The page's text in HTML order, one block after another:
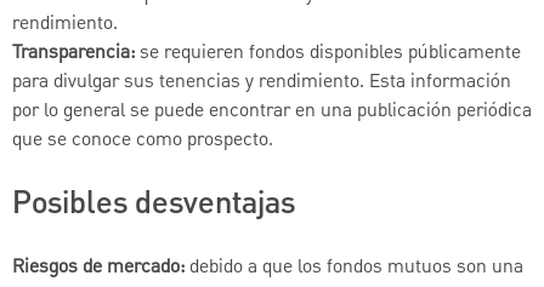
rendimiento.
Transparencia:se requieren fondos disponibles públicamente
para divulgar sus tenencias y rendimiento. Esta información
por lo general se puede encontrar en una publicación periódica
que se conoce como prospecto.
Posibles desventajas
Riesgos de mercado: debido a que los fondos mutuos son una